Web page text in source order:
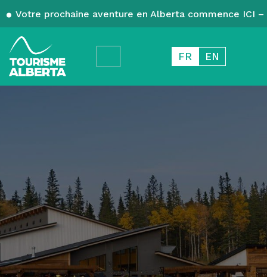
Votre prochaine aventure en Alberta commence ICI
FR EN